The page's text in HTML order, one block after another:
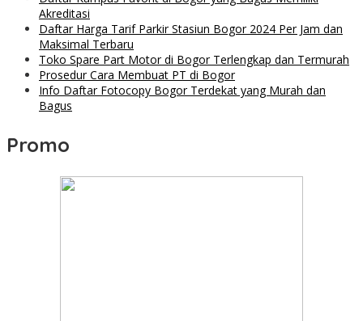
Akreditasi
Daftar Harga Tarif Parkir Stasiun Bogor 2024 Per Jam dan
Maksimal Terbaru
Toko Spare Part Motor di Bogor Terlengkap dan Termurah
Prosedur Cara Membuat PT di Bogor
Info Daftar Fotocopy Bogor Terdekat yang Murah dan
Bagus
Promo